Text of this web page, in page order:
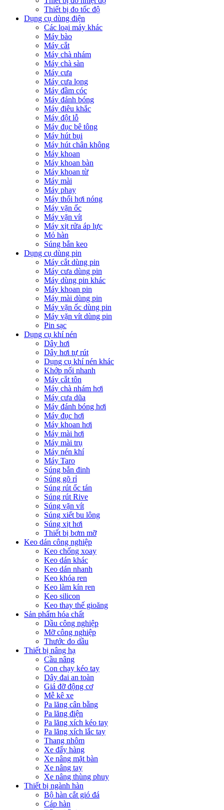
Thiết bị đo tốc độ
Dụng cụ dùng điện
Các loại máy khác
Máy bào
Máy cắt
Máy chà nhám
Máy chà sàn
Máy cưa
Máy cưa lọng
Máy đầm cóc
Máy đánh bóng
Máy điêu khắc
Máy đột lỗ
Máy đục bê tông
Máy hút bụi
Máy hút chân không
Máy khoan
Máy khoan bàn
Máy khoan từ
Máy mài
Máy phay
Máy thổi hơi nóng
Máy vặn ốc
Máy vặn vít
Máy xịt rửa áp lực
Mỏ hàn
Súng bắn keo
Dụng cụ dùng pin
Máy cắt dùng pin
Máy cưa dùng pin
Máy dùng pin khác
Máy khoan pin
Máy mài dùng pin
Máy vặn ốc dùng pin
Máy vặn vít dùng pin
Pin sạc
Dụng cụ khí nén
Dây hơi
Dây hơi tự rút
Dụng cụ khí nén khác
Khớp nối nhanh
Máy cắt tôn
Máy chà nhám hơi
Máy cưa dũa
Máy đánh bóng hơi
Máy đục hơi
Máy khoan hơi
Máy mài hơi
Máy mài trụ
Máy nén khí
Máy Taro
Súng bắn đinh
Súng gõ rỉ
Súng rút ốc tán
Súng rút Rive
Súng vặn vít
Súng xiết bu lông
Súng xịt hơi
Thiết bị bơm mỡ
Keo dán công nghiệp
Keo chống xoay
Keo dán khác
Keo dán nhanh
Keo khóa ren
Keo làm kín ren
Keo silicon
Keo thay thế gioăng
Sản phẩm hóa chất
Dầu công nghiệp
Mỡ công nghiệp
Thước đo dầu
Thiết bị nâng hạ
Cầu nâng
Con chạy kéo tay
Dây đai an toàn
Giá đỡ động cơ
Mễ kê xe
Pa lăng cân bằng
Pa lăng điện
Pa lăng xích kéo tay
Pa lăng xích lắc tay
Thang nhôm
Xe đẩy hàng
Xe nâng mặt bàn
Xe nâng tay
Xe nâng thùng phuy
Thiết bị ngành hàn
Bộ hàn cắt gió đá
Cáp hàn